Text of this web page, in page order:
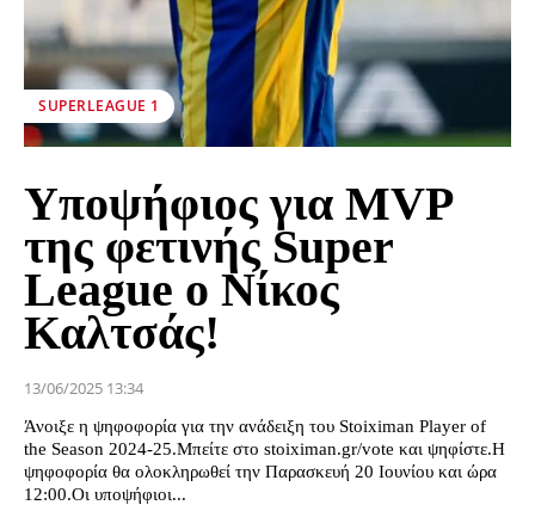
SUPERLEAGUE 1
Υποψήφιος για MVP
της φετινής Super
League ο Νίκος
Καλτσάς!
13/06/2025 13:34
Άνοιξε η ψηφοφορία για την ανάδειξη του Stoiximan Player of
the Season 2024-25.Μπείτε στο stoiximan.gr/vote και ψηφίστε.Η
ψηφοφορία θα ολοκληρωθεί την Παρασκευή 20 Ιουνίου και ώρα
12:00.Οι υποψήφιοι...